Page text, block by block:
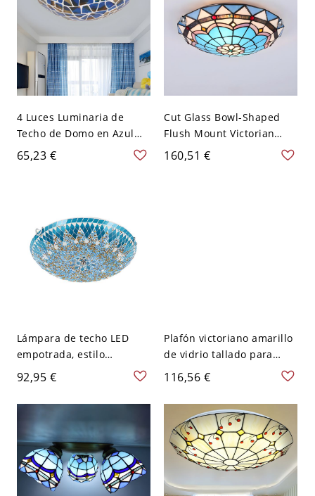
4 Luces Luminaria de
Techo de Domo en Azul
Iluminación de Techo
Tiffany de Vidrio para
65,23 €
Cut Glass Bowl-Shaped
Flush Mount Victorian
2/3/4 Lights Blue/Blue and
Brown Ceiling Lighting
160,51 €
Lámpara de techo LED
empotrada, estilo
victoriano, redonda, vidrio
azul con patrón de
rombos, 12" de ancho
92,95 €
Plafón victoriano amarillo
de vidrio tallado para
techo, 3 luces, acabado
verde, con patrón de
libélulas
116,56 €